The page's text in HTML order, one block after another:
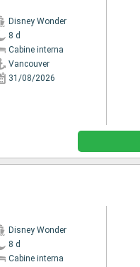
Disney Wonder
8 d
Cabine interna
Vancouver
31/08/2026
Disney Wonder
8 d
Cabine interna